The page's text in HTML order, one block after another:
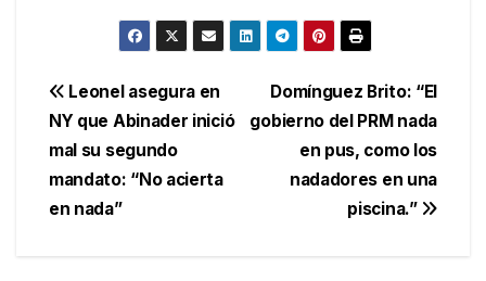
Navegación
de
entradas
Domínguez Brito: “El
gobierno del PRM nada
en pus, como los
nadadores en una
piscina.”
Leonel asegura en
NY que Abinader inició
mal su segundo
mandato: “No acierta
en nada”